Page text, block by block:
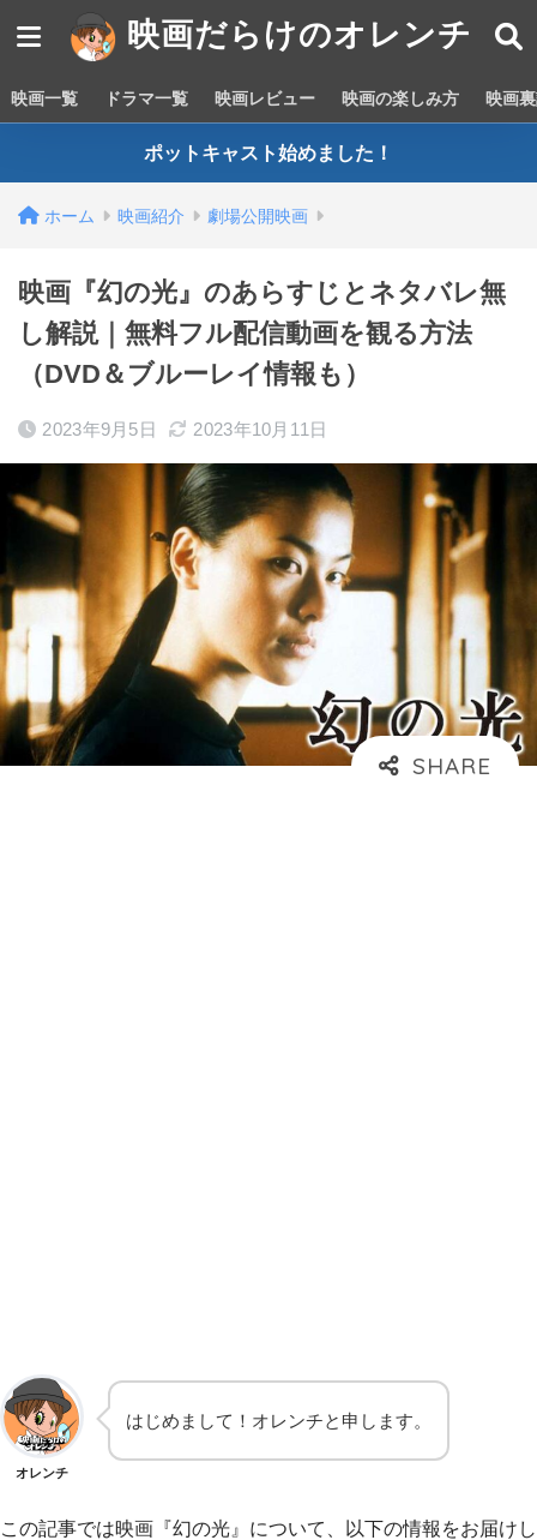
映画だらけのオレンチ
映画一覧 ドラマ一覧 映画レビュー 映画の楽しみ方 映画
ポットキャスト始めました！
ホーム 映画紹介 劇場公開映画
映画『幻の光』のあらすじとネタバレ無
し解説｜無料フル配信動画を観る方法
（DVD＆ブルーレイ情報も）
2023年9月5日 2023年10月11日
オレンチ
はじめまして！オレンチと申します。
この記事では映画『幻の光』について、以下の情報をお届けし